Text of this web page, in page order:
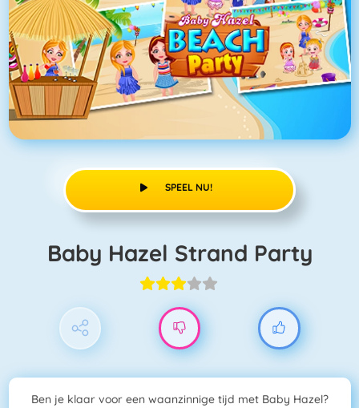
SPEEL NU!
Baby Hazel Strand Party
Ben je klaar voor een waanzinnige tijd met Baby Hazel?